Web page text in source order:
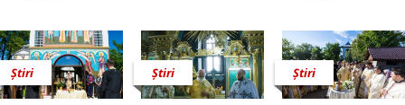
Știri Știri Știri